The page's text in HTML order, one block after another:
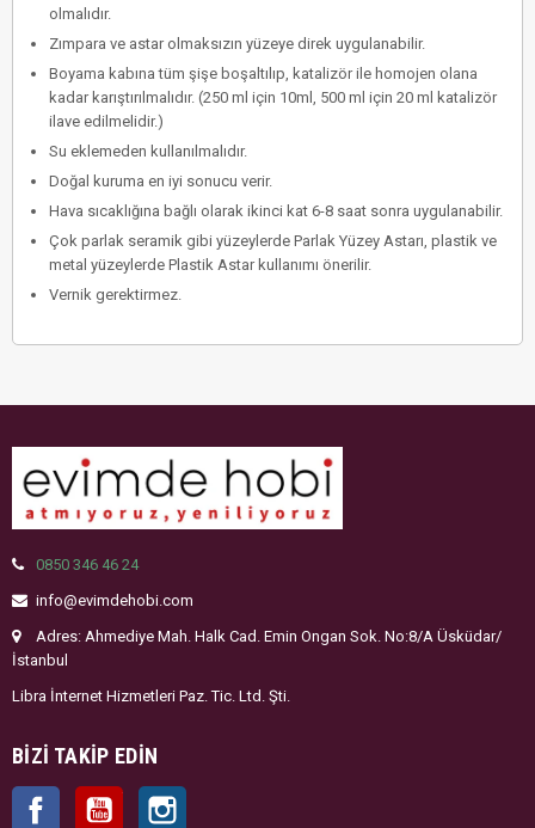
olmalıdır.
Zımpara ve astar olmaksızın yüzeye direk uygulanabilir.
Boyama kabına tüm şişe boşaltılıp, katalizör ile homojen olana
kadar karıştırılmalıdır. (250 ml için 10ml, 500 ml için 20 ml katalizör
ilave edilmelidir.)
Su eklemeden kullanılmalıdır.
Doğal kuruma en iyi sonucu verir.
Hava sıcaklığına bağlı olarak ikinci kat 6-8 saat sonra uygulanabilir.
Çok parlak seramik gibi yüzeylerde Parlak Yüzey Astarı, plastik ve
metal yüzeylerde Plastik Astar kullanımı önerilir.
Vernik gerektirmez.
0850 346 46 24
info@evimdehobi.com
Adres: Ahmediye Mah. Halk Cad. Emin Ongan Sok. No:8/A Üsküdar/
İstanbul
Libra İnternet Hizmetleri Paz. Tic. Ltd. Şti.
BIZI TAKIP EDIN
Facebook YouTube